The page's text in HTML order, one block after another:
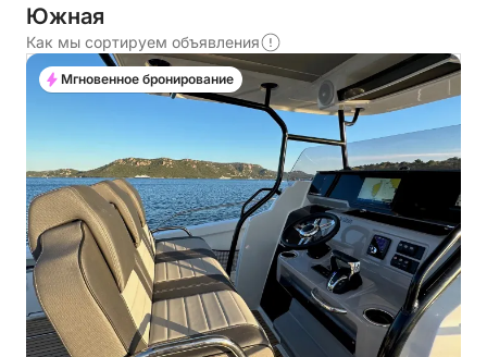
Южная
Как мы сортируем объявления
Мгновенное бронирование